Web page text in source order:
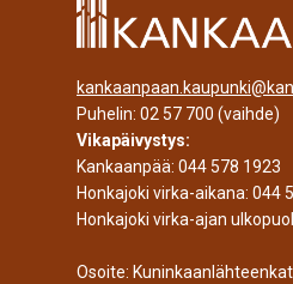
Puhelin: 02 57 700 (vaihde)
Vikapäivystys:
Kankaanpää: 044 578 1923
Honkajoki virka-aikana: 044
Honkajoki virka-ajan
Osoite: